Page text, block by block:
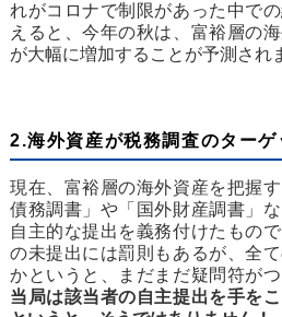
れがコロナで制限があった中で
えると、今年の秋は、富裕層の
が大幅に増加することが予測され
2.海外資産が税務調査のターゲ
現在、富裕層の海外資産を把握
債務調書」や「国外財産調書」
自主的な提出を義務付けたもの
の未提出には罰則もあるが、全
かというと、まだまだ疑問符が
当局は該当者の自主提出を手を